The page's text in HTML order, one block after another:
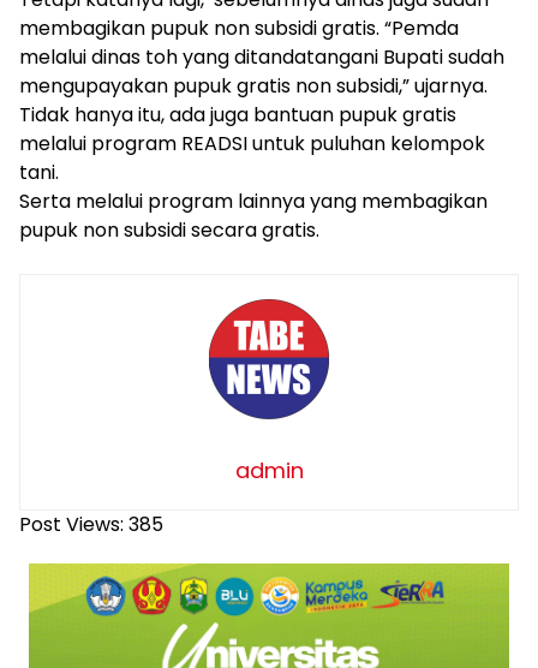
membagikan pupuk non subsidi gratis. “Pemda
melalui dinas toh yang ditandatangani Bupati sudah
mengupayakan pupuk gratis non subsidi,” ujarnya.
Tidak hanya itu, ada juga bantuan pupuk gratis
melalui program READSI untuk puluhan kelompok
tani.
Serta melalui program lainnya yang membagikan
pupuk non subsidi secara gratis.
admin
Post Views: 385